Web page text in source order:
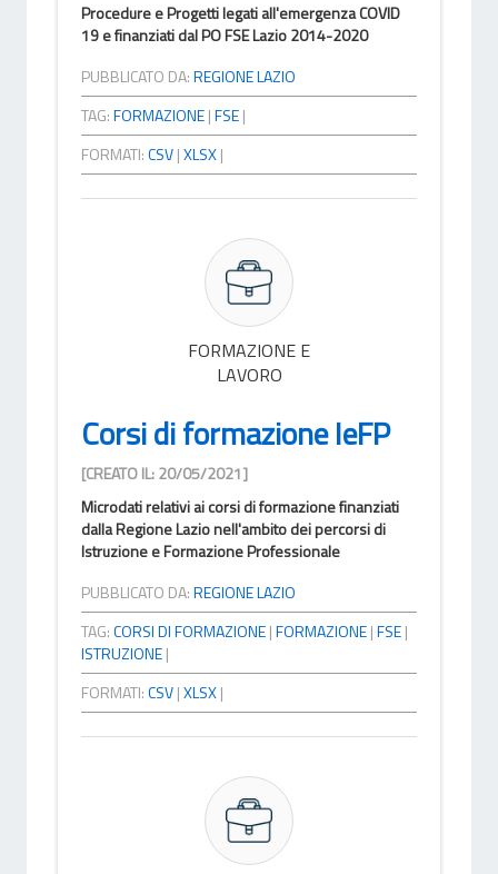
Procedure e Progetti legati all'emergenza COVID
19 e finanziati dal PO FSE Lazio 2014-2020
PUBBLICATO DA:REGIONE LAZIO
TAG:FORMAZIONE|FSE|
FORMATI:CSV|XLSX|
FORMAZIONE E
LAVORO
Corsi di formazione IeFP
[CREATO IL: 20/05/2021]
Microdati relativi ai corsi di formazione finanziati
dalla Regione Lazio nell'ambito dei percorsi di
Istruzione e Formazione Professionale
PUBBLICATO DA:REGIONE LAZIO
TAG:CORSI DI FORMAZIONE|FORMAZIONE|FSE|
ISTRUZIONE|
FORMATI:CSV|XLSX|